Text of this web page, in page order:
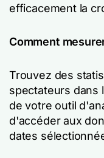
efficacement la
Comment
Trouvez des
spectateurs dans
de votre outil
d'accéder aux
dates